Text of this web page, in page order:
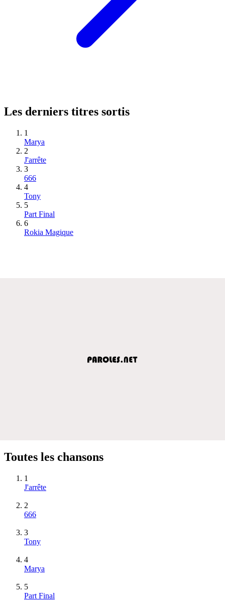
Les derniers titres sortis
1
Marya
2
J'arrête
3
666
4
Tony
5
Part Final
6
Rokia Magique
Toutes les chansons
1
J'arrête
2
666
3
Tony
4
Marya
5
Part Final